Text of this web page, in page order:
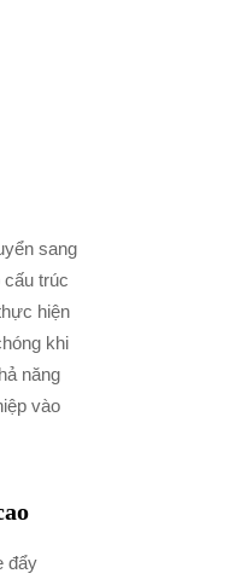
sang
trúc
hiện
khi
năng
vào
đẩy